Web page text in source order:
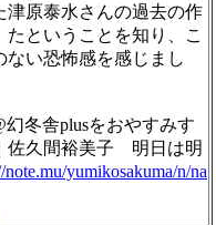
津原泰水さんの過去の作
ということを知り、こ
ない恐怖感を感じまし
冬舎plusをおやすみす
佐久間裕美子 明日は明
note.mu/yumikosakuma/n/na